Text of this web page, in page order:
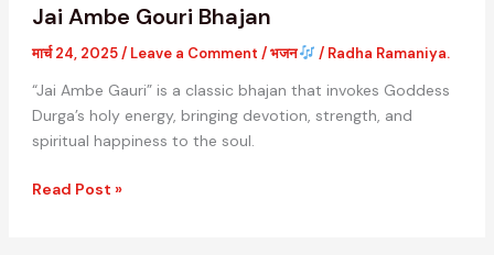
Jai Ambe Gouri Bhajan
मार्च 24, 2025/ Leave a Comment /भजन / Radha Ramaniya.
“Jai Ambe Gauri” is a classic bhajan that invokes Goddess
Durga’s holy energy, bringing devotion, strength, and
spiritual happiness to the soul.
Read Post »